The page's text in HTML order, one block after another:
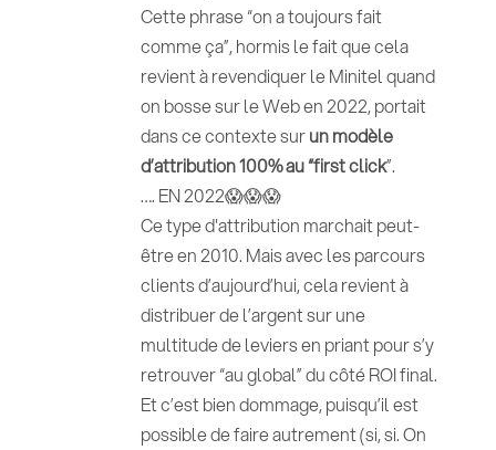
Cette phrase “on a toujours fait
comme ça”, hormis le fait que cela
revient à revendiquer le Minitel quand
on bosse sur le Web en 2022, portait
dans ce contexte surun modèle
d’attribution 100% au “first click”.
…. EN 2022😱😱😱
Ce type d'attribution marchait peut-
être en 2010. Mais avec les parcours
clients d’aujourd’hui, cela revient à
distribuer de l’argent sur une
multitude de leviers en priant pour s’y
retrouver “au global” du côté ROI final.
Et c’est bien dommage, puisqu’il est
possible de faire autrement (si, si. On